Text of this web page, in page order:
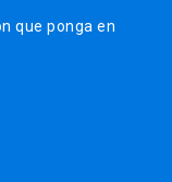
que ponga en